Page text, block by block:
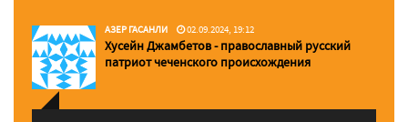
АЗЕР ГАСАНЛИ 02.09.2024, 19:12
Хусейн Джамбетов - православный русский
патриот чеченского происхождения